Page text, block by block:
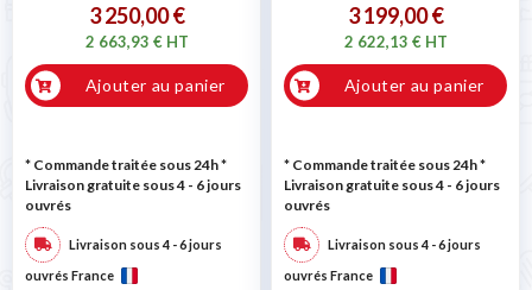
3 250,00 €
2 663,93 € HT
Ajouter au panier
* Commande traitée sous 24h*
Livraison gratuite sous 4 - 6 jours
ouvrés
Livraison sous 4 - 6 jours
ouvrés France
3 199,00 €
2 622,13 € HT
Ajouter au panier
* Commande traitée sous 24h*
Livraison gratuite sous 4 - 6 jours
ouvrés
Livraison sous 4 - 6 jours
ouvrés France